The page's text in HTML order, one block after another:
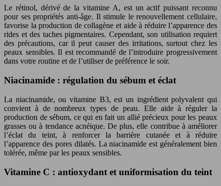
Le rétinol, dérivé de la vitamine A, est un actif puissant reconnu
pour ses propriétés anti-âge. Il stimule le renouvellement cellulaire,
favorise la production de collagène et aide à réduire l’apparence des
rides et des taches pigmentaires. Cependant, son utilisation requiert
des précautions, car il peut causer des irritations, surtout chez les
peaux sensibles. Il est recommandé de l’introduire progressivement
dans votre routine et de l’utiliser de préférence le soir.
Niacinamide : régulation du sébum et éclat
La niacinamide, ou vitamine B3, est un ingrédient polyvalent qui
convient à de nombreux types de peau. Elle aide à réguler la
production de sébum, ce qui en fait un allié précieux pour les peaux
grasses ou à tendance acnéique. De plus, elle contribue à améliorer
l’éclat du teint, à renforcer la barrière cutanée et à réduire
l’apparence des pores dilatés. La niacinamide est généralement bien
tolérée, même par les peaux sensibles.
Vitamine C : antioxydant et uniformisation du teint